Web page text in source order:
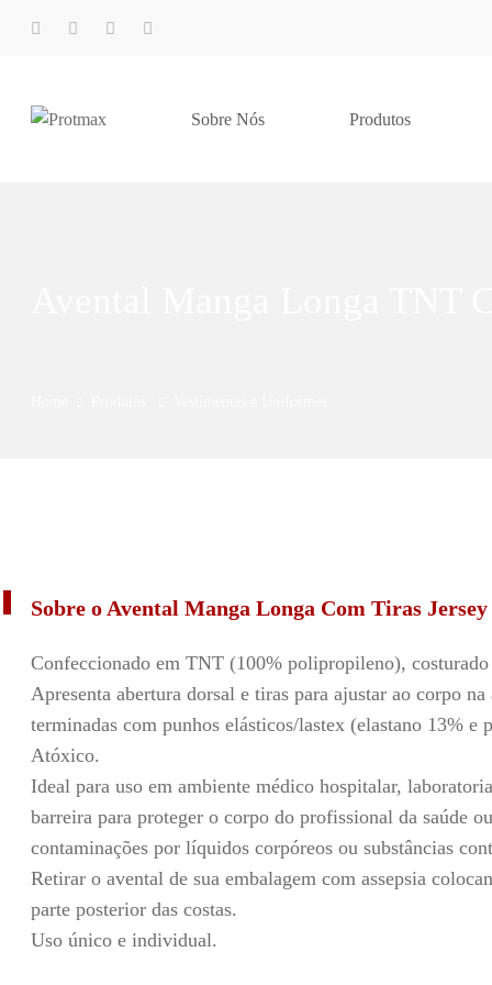
Sobre Nós Produtos
Sobre o Avental Manga Longa Com Tiras
Confeccionado em TNT (100% polipropileno),
Apresenta abertura dorsal e tiras para ajustar ao corpo
terminadas com punhos elásticos/lastex (elastano 13% e
Atóxico.
Ideal para uso em ambiente médico hospitalar,
barreira para proteger o corpo do profissional da saúde
contaminações por líquidos corpóreos ou substâncias
Retirar o avental de sua embalagem com assepsia
parte posterior das costas.
Uso único e individual.